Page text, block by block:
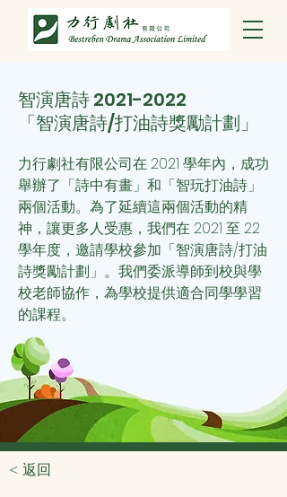
智演唐詩2021-2022
「智演唐詩/打油詩獎勵計劃」
力行劇社有限公司在 2021 學年內，成功
舉辦了「詩中有畫」和「智玩打油詩」
兩個活動。為了延續這兩個活動的精
神，讓更多人受惠，我們在 2021 至 22
學年度，邀請學校參加「智演唐詩/打油
詩獎勵計劃」。我們委派導師到校與學
校老師協作，為學校提供適合同學學習
的課程。
< 返回